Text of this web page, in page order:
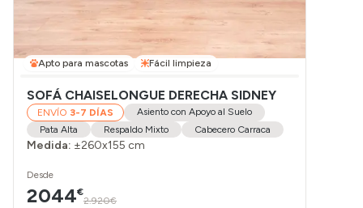
Apto para mascotas Fácil limpieza
SOFÁ CHAISELONGUE DERECHA SIDNEY
ENVÍO 3-7 DÍAS
Asiento con Apoyo al Suelo
Pata Alta
Respaldo Mixto Cabecero Carraca
Medida: ±260x155 cm
Desde
2044€
2.920€